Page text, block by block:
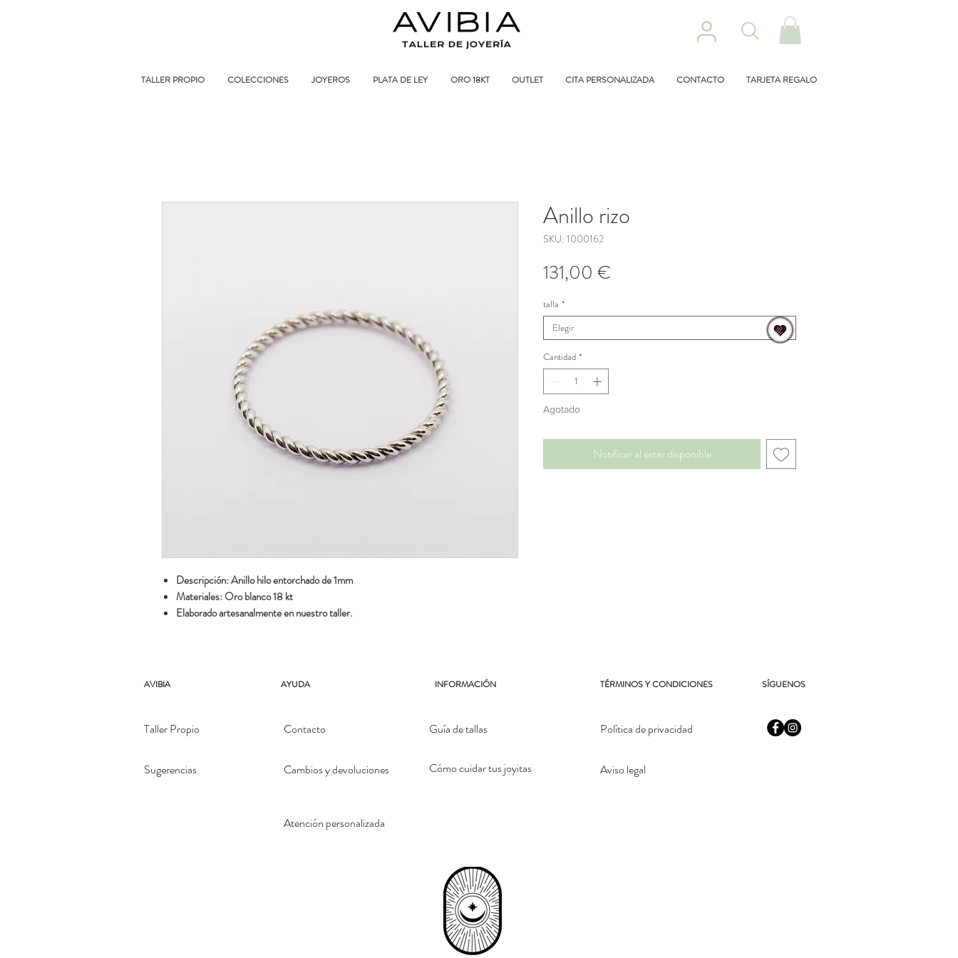
TALLER PROPIO COLECCIONES JOYEROS PLATA DE LEY ORO 18KT OUTLET CITA PERSONALIZADA CONTACTO TARJETA REGALO
Descripción: Anillo hilo entorchado de 1mm
Materiales: Oro blanco 18 kt
Elaborado artesanalmente en nuestro taller.
Anillo rizo
SKU: 1000162
131,00 €
talla *
Elegir
Cantidad *
Agotado
Notificar al estar disponible
AVIBIA AYUDA INFORMACIÓN TÉRMINOS Y CONDICIONES SÍGUENOS
Taller Propio Contacto Guía de tallas Política de privacidad
Sugerencias Cambios y devoluciones Cómo cuidar tus joyitas Aviso legal
Atención personalizada